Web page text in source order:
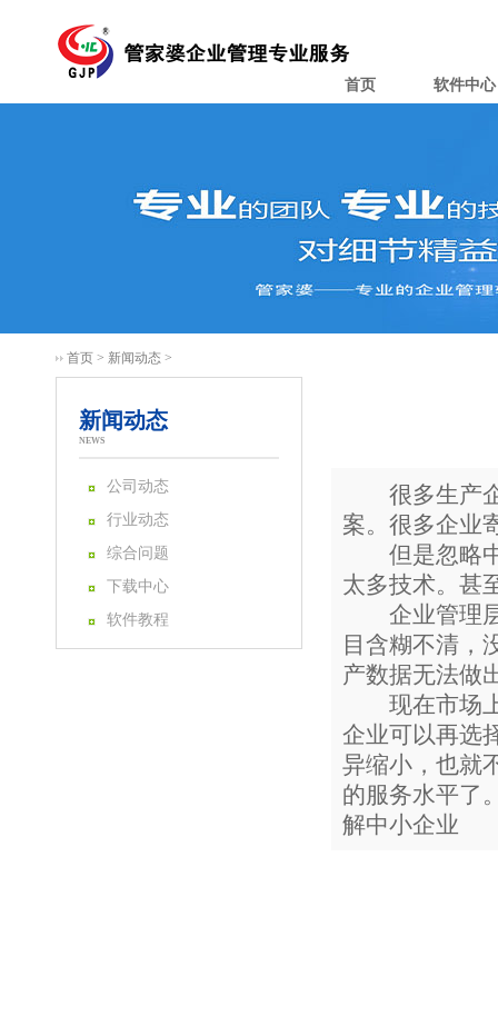
首页 软件中心
首页 > 新闻动态 >
新闻动态
NEWS
公司动态
行业动态
综合问题
下载中心
软件教程
很多生产企
案。很多企业
但是忽略中
太多技术。甚
企业管理层
目含糊不清，
产数据无法做
现在市场上
企业可以再选
异缩小，也就
的服务水平了
解中小企业